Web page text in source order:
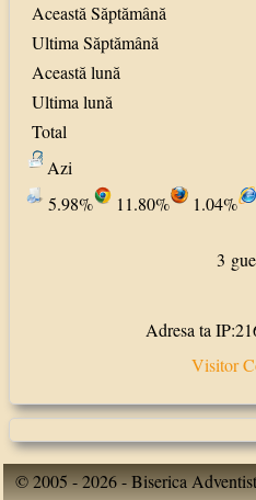
Această Săptămână
Ultima Săptămână
Această lună
Ultima lună
Total
Azi
5.98%
11.80% 1.04%
3
Adresa ta
Visitor
© 2005 - 2026 - Biserica